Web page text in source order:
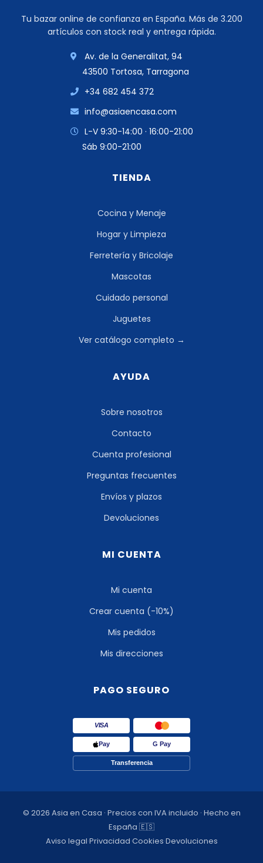
Tu bazar online de confianza en España. Más de 3.200
artículos con stock real y entrega rápida.
Av. de la Generalitat, 94
43500 Tortosa, Tarragona
+34 682 454 372
info@asiaencasa.com
L-V 9:30-14:00 · 16:00-21:00
Sáb 9:00-21:00
TIENDA
Cocina y Menaje
Hogar y Limpieza
Ferretería y Bricolaje
Mascotas
Cuidado personal
Juguetes
Ver catálogo completo →
AYUDA
Sobre nosotros
Contacto
Cuenta profesional
Preguntas frecuentes
Envíos y plazos
Devoluciones
MI CUENTA
Mi cuenta
Crear cuenta (-10%)
Mis pedidos
Mis direcciones
PAGO SEGURO
VISA
Pay G Pay
Transferencia
© 2026 Asia en Casa · Precios con IVA incluido · Hecho en
España 🇪🇸
Aviso legal·Privacidad·Cookies·Devoluciones